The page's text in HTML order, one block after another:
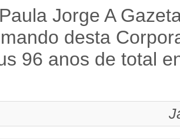
Jorge A
desta
96 anos de total